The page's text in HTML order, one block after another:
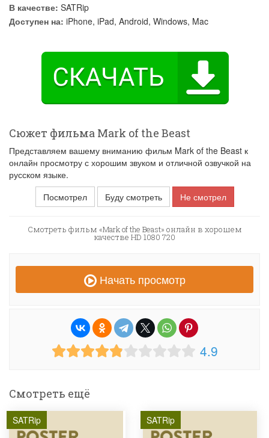
В качестве: SATRip
Доступен на: iPhone, iPad, Android, Windows, Mac
Сюжет фильма Mark of the Beast
Представляем вашему вниманию фильм Mark of the Beast к
онлайн просмотру с хорошим звуком и отличной озвучкой на
русском языке.
Посмотрел
Буду смотреть Не смотрел
Смотреть фильм «Mark of the Beast» онлайн в хорошем
качестве HD 1080 720
Начать просмотр
4.9
Смотреть ещё
SATRip SATRip